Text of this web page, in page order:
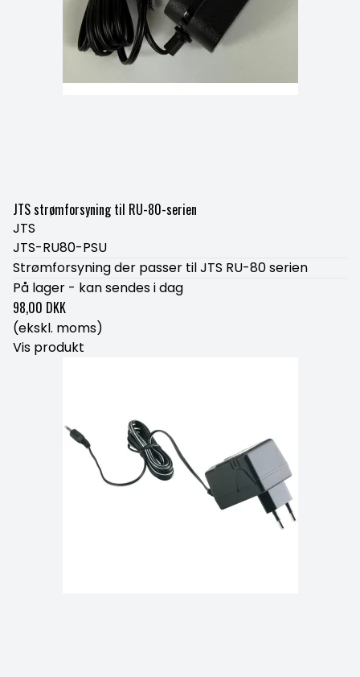
JTS strømforsyning til RU-80-serien
JTS
JTS-RU80-PSU
Strømforsyning der passer til JTS RU-80 serien
På lager - kan sendes i dag
98,00 DKK
(ekskl. moms)
Vis produkt